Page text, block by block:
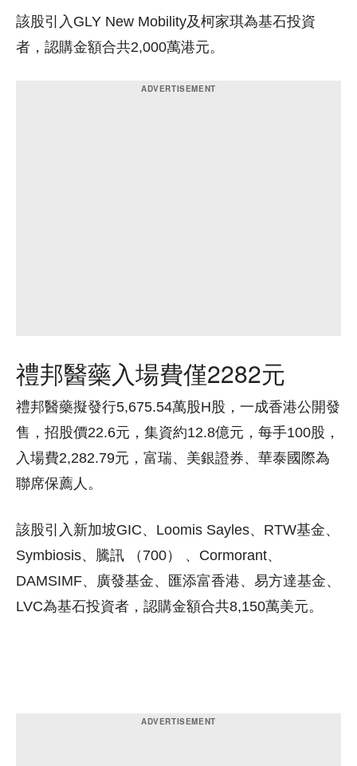
該股引入GLY New Mobility及柯家琪為基石投資
者，認購金額合共2,000萬港元。
禮邦醫藥入場費僅2282元
禮邦醫藥擬發行5,675.54萬股H股，一成香港公開發
售，招股價22.6元，集資約12.8億元，每手100股，
入場費2,282.79元，富瑞、美銀證券、華泰國際為
聯席保薦人。
該股引入新加坡GIC、Loomis Sayles、RTW基金、
Symbiosis、騰訊 （700） 、Cormorant、
DAMSIMF、廣發基金、匯添富香港、易方達基金、
LVC為基石投資者，認購金額合共8,150萬美元。